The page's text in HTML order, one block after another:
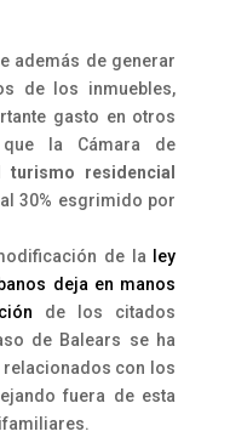
además de generar
de los inmuebles,
gasto en otros
la Cámara de
turismo residencial
30% esgrimido por
de la
ley
deja en manos
de los citados
de Balears se ha
con los
fuera de esta